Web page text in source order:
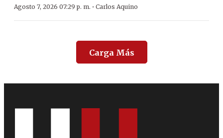
Agosto 7, 2026 07:29 p. m. · Carlos Aquino
Carga Más